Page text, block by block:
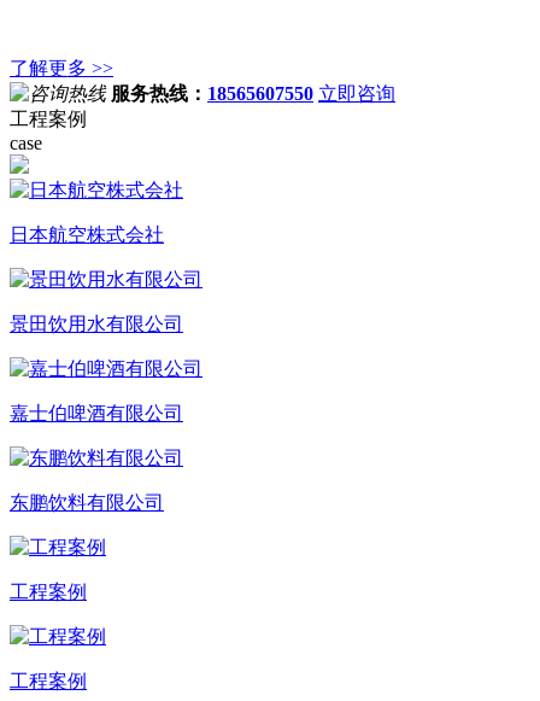
了解更多 >>
服务热线： 18565607550 立即咨询
工程案例
case
日本航空株式会社
景田饮用水有限公司
嘉士伯啤酒有限公司
东鹏饮料有限公司
工程案例
工程案例